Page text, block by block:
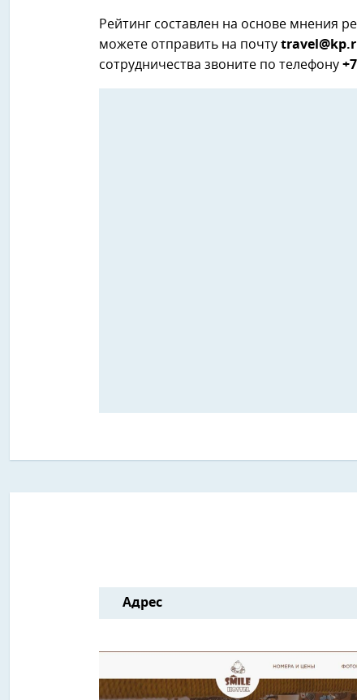
Рейтинг составлен на основе мнения
можете отправить на почту
сотрудничества звоните по телефону
Адрес